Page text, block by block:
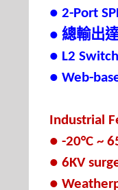
● 2-Port
● 總輸出
● L2
● Web-
Industrial
● -20°C ~
● 6KV
●